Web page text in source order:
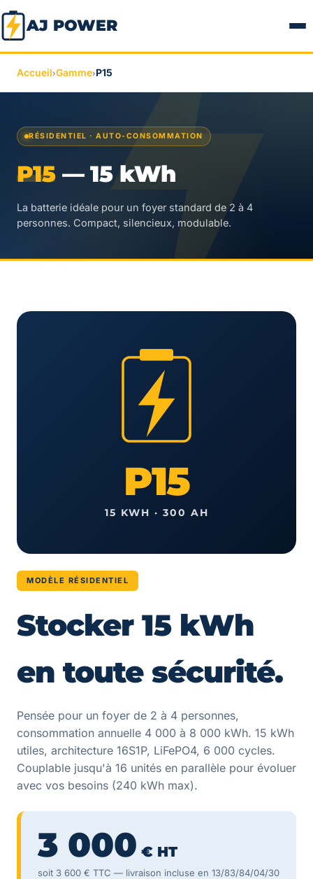
AJ POWER
Accueil›Gamme›P15
RÉSIDENTIEL · AUTO-CONSOMMATION
P15— 15 kWh
La batterie idéale pour un foyer standard de 2 à 4
personnes. Compact, silencieux, modulable.
P15
15 KWH · 300 AH
MODÈLE RÉSIDENTIEL
Stocker 15 kWh
en toute sécurité.
Pensée pour un foyer de 2 à 4 personnes,
consommation annuelle 4 000 à 8 000 kWh. 15 kWh
utiles, architecture 16S1P, LiFePO4, 6 000 cycles.
Couplable jusqu'à 16 unités en parallèle pour évoluer
avec vos besoins (240 kWh max).
3 000 € HT
soit 3 600 € TTC — livraison incluse en 13/83/84/04/30